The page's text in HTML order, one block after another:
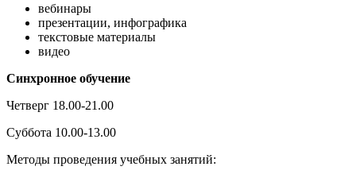
вебинары
презентации, инфографика
текстовые материалы
видео
Синхронное обучение
Четверг 18.00-21.00
Суббота 10.00-13.00
Методы проведения учебных занятий: